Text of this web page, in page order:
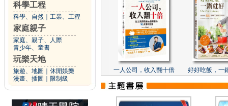
科學工程
科學、自然 工業、工程
家庭親子
家庭、親子、人際
青少年、童書
玩樂天地
旅遊、地圖
休閒娛樂
漫畫、插圖
限制級
一人公司，收入翻十倍 好好吃飯，一